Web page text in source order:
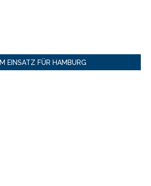
IM EINSATZ FÜR HAMBURG